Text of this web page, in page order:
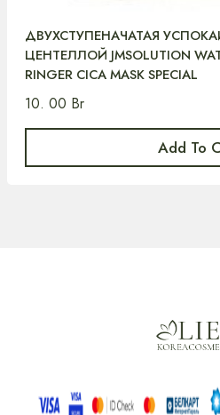
ДВУХСТУПЕНАЧАТАЯ
ЦЕНТЕЛЛОЙ JMSOLUTION
RINGER CICA MASK SPECIAL
10. 00 Br
Add To